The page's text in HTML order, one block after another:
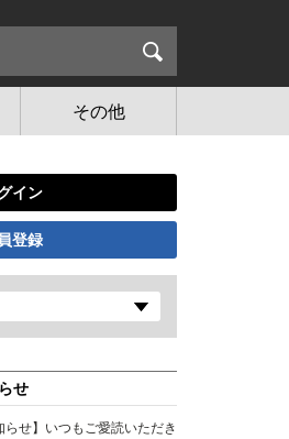
その他
イン
登録
せ
らせ】いつもご愛読いただき